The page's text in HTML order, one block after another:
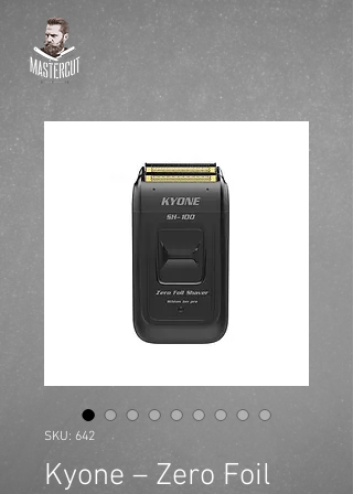
SKU: 642
Kyone – Zero Foil